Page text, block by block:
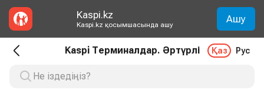
Kaspi.kz
Kaspi.kz қосымшасында ашу Ашу
Kaspi Терминалдар. Әртүрлі Қаз Рус